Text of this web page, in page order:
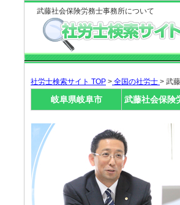
武藤社会保険労務士事務所について
社労士検索サイト TOP > 全国の社労士 > 武
岐阜県岐阜市 武藤社会保険